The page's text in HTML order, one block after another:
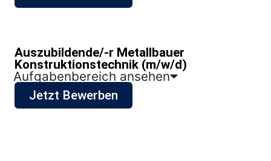
Auszubildende/-r Metallbauer
Konstruktionstechnik (m/w/d)
Aufgabenbereich ansehen
Jetzt Bewerben